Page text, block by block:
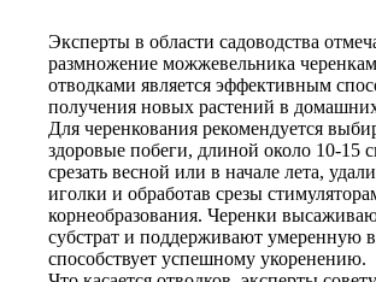
Эксперты в области садоводства
размножение можжевельника
отводками является эффективным
получения новых растений в
Для черенкования рекомендуется
здоровые побеги, длиной около 10-15
срезать весной или в начале лета,
иголки и обработав срезы
корнеобразования. Черенки
субстрат и поддерживают умеренную
способствует успешному укоренению.